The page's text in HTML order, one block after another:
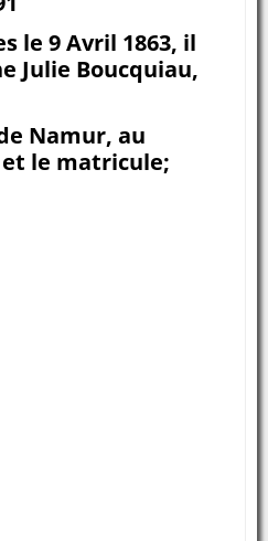
le 9 Avril 1863, il
Julie Boucquiau,
Namur, au
et le matricule;